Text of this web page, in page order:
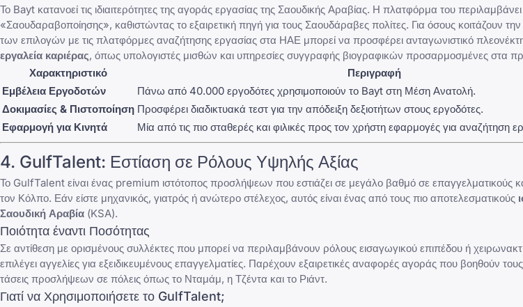
Το Bayt κατανοεί τις ιδιαιτερότητες της αγοράς εργασίας της Σαουδικής Αραβίας. Η πλατφόρμα του
«Σαουδαραβοποίησης», καθιστώντας το εξαιρετική πηγή για τους Σαουδάραβες πολίτες. Για όσους κοιτάζουν
των επιλογών με τις πλατφόρμες αναζήτησης εργασίας στα ΗΑΕ μπορεί να προσφέρει ανταγωνιστικό
εργαλεία καριέρας, όπως υπολογιστές μισθών και υπηρεσίες συγγραφής βιογραφικών προσαρμοσμένες στα
Χαρακτηριστικό
Περιγραφή
Εμβέλεια Εργοδοτών
Πάνω από 40.000 εργοδότες χρησιμοποιούν το Bayt στη Μέση Ανατολή.
Δοκιμασίες & Πιστοποίηση Προσφέρει διαδικτυακά τεστ για την απόδειξη δεξιοτήτων στους εργοδότες.
Εφαρμογή για Κινητά
Μία από τις πιο σταθερές και φιλικές προς τον χρήστη εφαρμογές για αναζήτηση
4. GulfTalent: Εστίαση σε Ρόλους Υψηλής Αξίας
Το GulfTalent είναι ένας premium ιστότοπος προσλήψεων που εστιάζει σε μεγάλο βαθμό σε επαγγελματικούς
τον Κόλπο. Εάν είστε μηχανικός, γιατρός ή ανώτερο στέλεχος, αυτός είναι ένας από τους πιο αποτελεσματικούς
Σαουδική Αραβία (KSA).
Ποιότητα έναντι Ποσότητας
Σε αντίθεση με ορισμένους συλλέκτες που μπορεί να περιλαμβάνουν ρόλους εισαγωγικού επιπέδου ή
επιλέγει αγγελίες για εξειδικευμένους επαγγελματίες. Παρέχουν εξαιρετικές αναφορές αγοράς που βοηθούν
τάσεις προσλήψεων σε πόλεις όπως το Νταμάμ, η Τζέντα και το Ριάντ.
Γιατί να Χρησιμοποιήσετε το GulfTalent;